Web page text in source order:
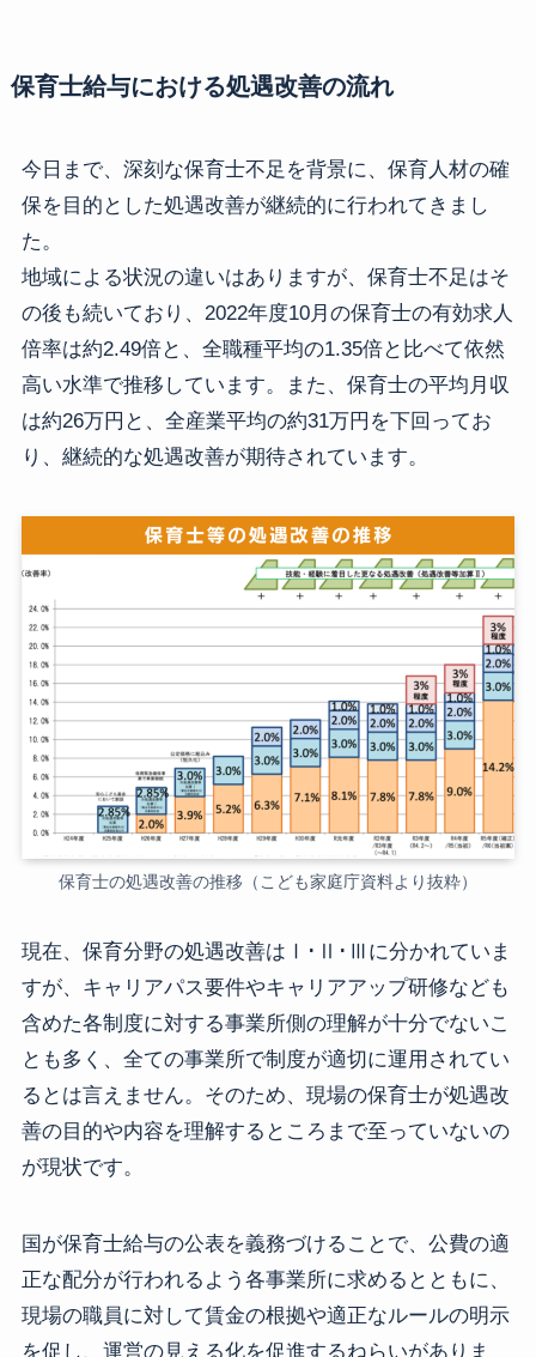
保育士給与における処遇改善の流れ
今日まで、深刻な保育士不足を背景に、保育人材の確
保を目的とした処遇改善が継続的に行われてきまし
た。
地域による状況の違いはありますが、保育士不足はそ
の後も続いており、2022年度10月の保育士の有効求人
倍率は約2.49倍と、全職種平均の1.35倍と比べて依然
高い水準で推移しています。また、保育士の平均月収
は約26万円と、全産業平均の約31万円を下回ってお
り、継続的な処遇改善が期待されています。
保育士の処遇改善の推移（こども家庭庁資料より抜粋）
現在、保育分野の処遇改善はⅠ･Ⅱ･Ⅲに分かれていま
すが、キャリアパス要件やキャリアアップ研修なども
含めた各制度に対する事業所側の理解が十分でないこ
とも多く、全ての事業所で制度が適切に運用されてい
るとは言えません。そのため、現場の保育士が処遇改
善の目的や内容を理解するところまで至っていないの
が現状です。
国が保育士給与の公表を義務づけることで、公費の適
正な配分が行われるよう各事業所に求めるとともに、
現場の職員に対して賃金の根拠や適正なルールの明示
を促し、運営の見える化を促進するねらいがありま